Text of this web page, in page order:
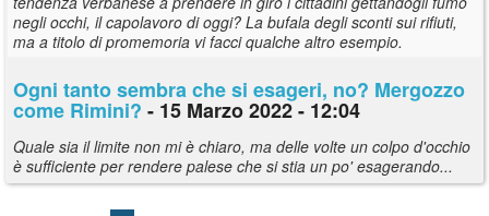
negli occhi, il capolavoro di oggi? La bufala degli sconti sui rifiuti,
ma a titolo di promemoria vi facci qualche altro esempio.
Ogni tanto sembra che si esageri, no? Mergozzo
come Rimini? - 15 Marzo 2022 - 12:04
Quale sia il limite non mi è chiaro, ma delle volte un colpo d'occhio
è sufficiente per rendere palese che si stia un po' esagerando...